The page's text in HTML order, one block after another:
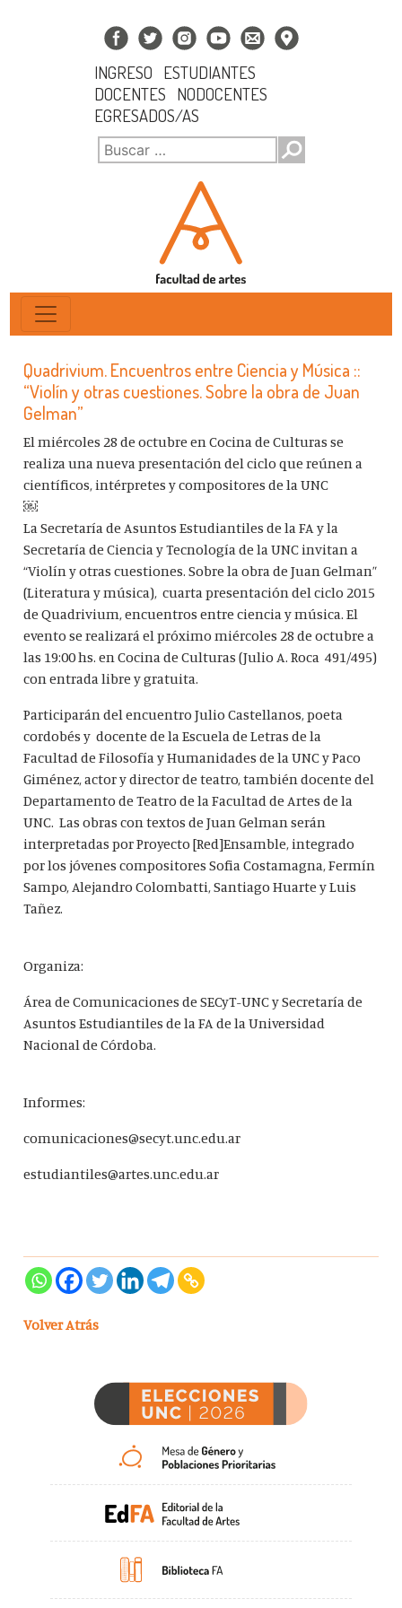
INGRESO
ESTUDIANTES
DOCENTES
NODOCENTES
EGRESADOS/AS
Quadrivium. Encuentros entre Ciencia y Música ::
“Violín y otras cuestiones. Sobre la obra de Juan
Gelman”
El miércoles 28 de octubre en Cocina de Culturas se
realiza una nueva presentación del ciclo que reúnen a
científicos, intérpretes y compositores de la UNC
￼
La Secretaría de Asuntos Estudiantiles de la FA y la
Secretaría de Ciencia y Tecnología de la UNC invitan a
“Violín y otras cuestiones. Sobre la obra de Juan Gelman”
(Literatura y música), cuarta presentación del ciclo 2015
de Quadrivium, encuentros entre ciencia y música. El
evento se realizará el próximo miércoles 28 de octubre a
las 19:00 hs. en Cocina de Culturas (Julio A. Roca 491/495)
con entrada libre y gratuita.
Participarán del encuentro Julio Castellanos, poeta
cordobés y docente de la Escuela de Letras de la
Facultad de Filosofía y Humanidades de la UNC y Paco
Giménez, actor y director de teatro, también docente del
Departamento de Teatro de la Facultad de Artes de la
UNC. Las obras con textos de Juan Gelman serán
interpretadas por Proyecto [Red]Ensamble, integrado
por los jóvenes compositores Sofia Costamagna, Fermín
Sampo, Alejandro Colombatti, Santiago Huarte y Luis
Tañez.
Organiza:
Área de Comunicaciones de SECyT-UNC y Secretaría de
Asuntos Estudiantiles de la FA de la Universidad
Nacional de Córdoba.
Informes:
comunicaciones@secyt.unc.edu.ar
estudiantiles@artes.unc.edu.ar
Volver Atrás